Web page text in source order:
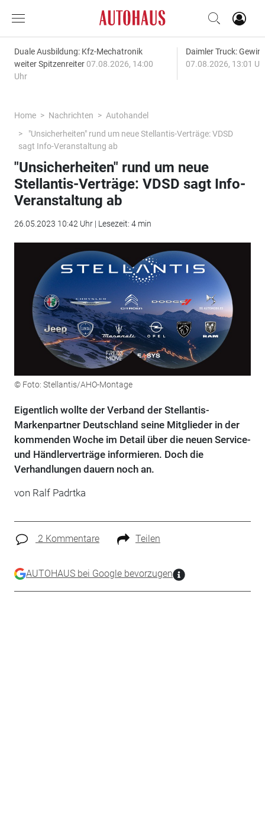
Duale Ausbildung: Kfz-Mechatronik
weiter Spitzenreiter 07.08.2026, 14:00
Uhr
Daimler Truck:
07.08.2026, 13:01
Home Nachrichten
Autohandel
"Unsicherheiten" rund um neue Stellantis-Verträge: VDSD
sagt Info-Veranstaltung ab
"Unsicherheiten" rund um neue
Stellantis-Verträge: VDSD sagt Info-
Veranstaltung ab
26.05.2023 10:42 Uhr | Lesezeit: 4 min
© Foto: Stellantis/AHO-Montage
Eigentlich wollte der Verband der Stellantis-
Markenpartner Deutschland seine Mitglieder in der
kommenden Woche im Detail über die neuen Service-
und Händlerverträge informieren. Doch die
Verhandlungen dauern noch an.
von Ralf Padrtka
2 Kommentare Teilen
AUTOHAUS bei Google bevorzugen